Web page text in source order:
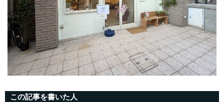
この記事を書いた人